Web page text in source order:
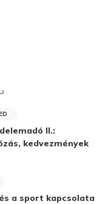
II.:
kedvezmények
a sport kapcsolata